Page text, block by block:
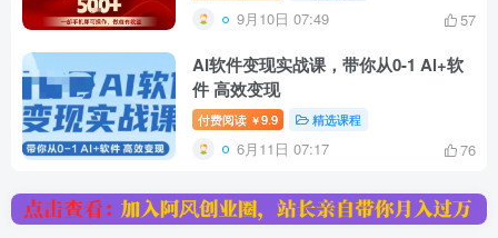
9月10日 07:49 57
AI软件变现实战课，带你从0-1 Al+软
件 高效变现
付费阅读 ￥9.9 精选课程
6月11日 07:17 76